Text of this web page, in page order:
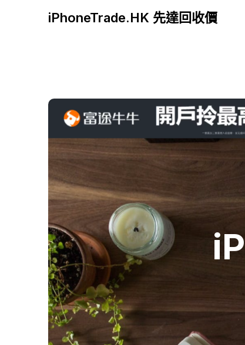
iPhoneTrade.HK 先達回收價